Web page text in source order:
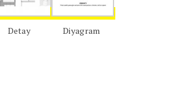
Detay Diyagram